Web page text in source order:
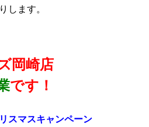
します。
岡崎店
です！
スマスキャンペーン